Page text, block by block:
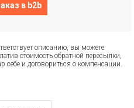
в b2b
описанию, вы можете
стоимость обратной пересылки,
себе и договориться о компенсации.